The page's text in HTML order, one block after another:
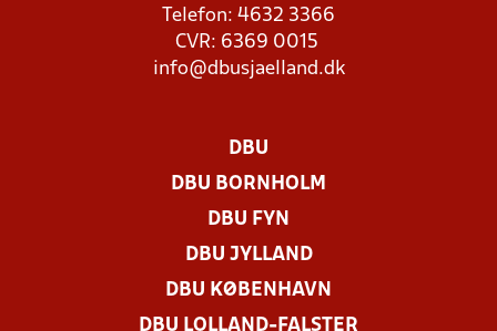
Telefon: 4632 3366
CVR: 6369 0015
info@dbusjaelland.dk
DBU
DBU BORNHOLM
DBU FYN
DBU JYLLAND
DBU KØBENHAVN
DBU LOLLAND-FALSTER